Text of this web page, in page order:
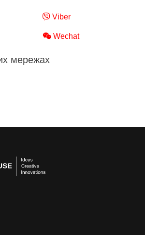
Viber
Wechat
мережах